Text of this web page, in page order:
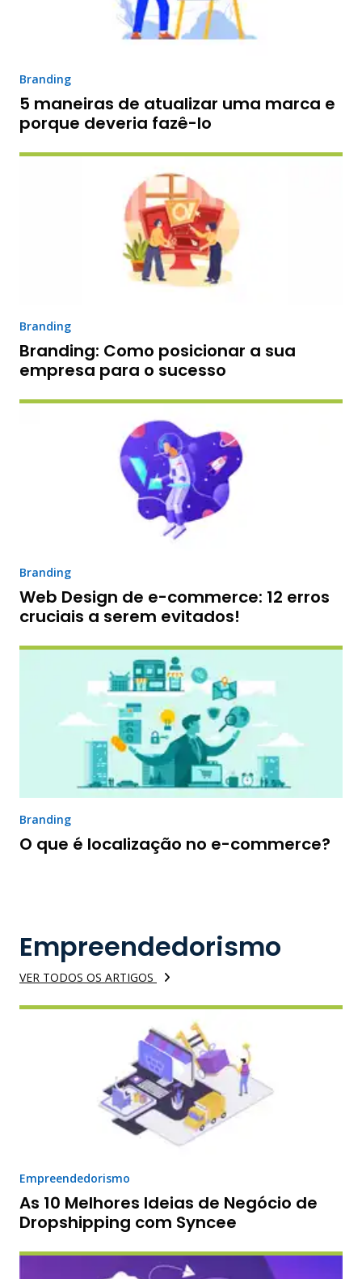
Branding
5 maneiras de atualizar uma marca e
porque deveria fazê-lo
Branding
Branding: Como posicionar a sua
empresa para o sucesso
Branding
Web Design de e-commerce: 12 erros
cruciais a serem evitados!
Branding
O que é localização no e-commerce?
Empreendedorismo
VER TODOS OS ARTIGOS
Empreendedorismo
As 10 Melhores Ideias de Negócio de
Dropshipping com Syncee